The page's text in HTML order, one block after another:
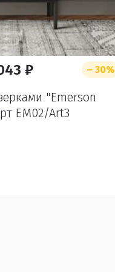
₽ – 30%
"Emerson
EM02/Art3